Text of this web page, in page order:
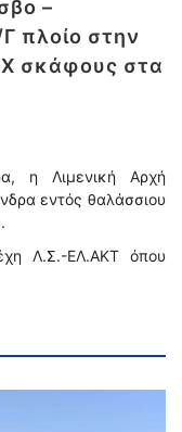
–
πλοίο στην
Χ σκάφους στα
η Λιμενική Αρχή
εντός θαλάσσιου
Λ.Σ.-ΕΛ.ΑΚΤ όπου